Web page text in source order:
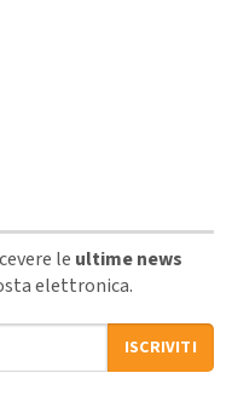
le ultime news
elettronica.
ISCRIVITI